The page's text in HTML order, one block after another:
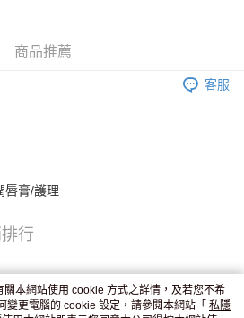
2-4個工作天到店，7天內取。逾期後
商品推薦
客服
唇膏/護理
行
本網站使用 cookie 方式之詳情，及若您不希
變更電腦的 cookie 設定，請參閱本網站「 私隱